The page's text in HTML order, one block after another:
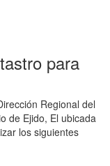
para
Regional del
de Ejido, El ubicada
los siguientes